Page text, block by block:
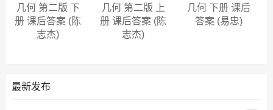
几何 第二版 下
册 课后答案 (陈
志杰)
几何 第二版 上
册 课后答案 (陈
志杰)
几何 下册 课后
答案 (易忠)
最新发布